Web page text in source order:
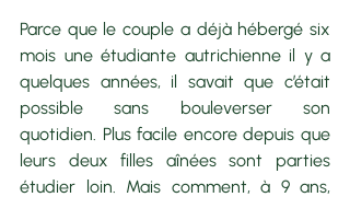
Parce que le couple a déjà hébergé six
mois une étudiante autrichienne il y a
quelques années, il savait que c’était
possible sans bouleverser son
quotidien. Plus facile encore depuis que
leurs deux filles aînées sont parties
étudier loin. Mais comment, à 9 ans,